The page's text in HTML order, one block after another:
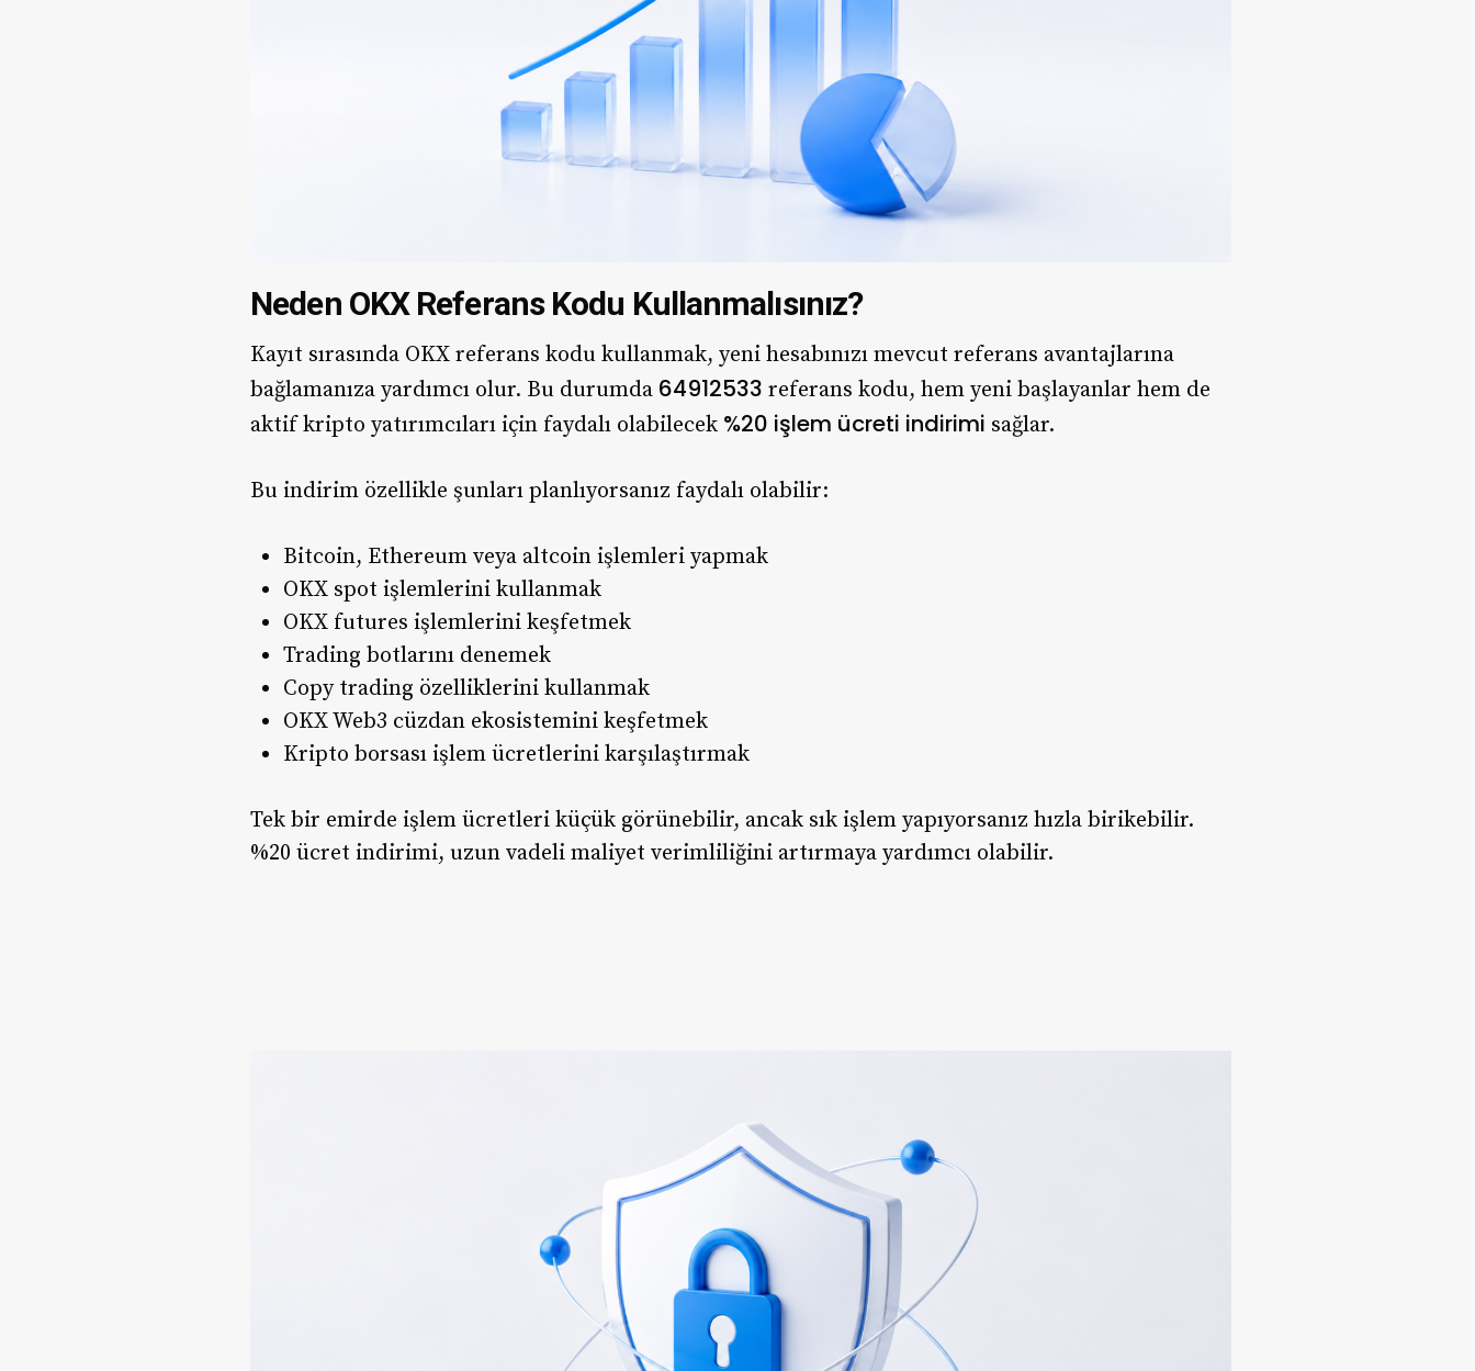
Neden OKX Referans Kodu Kullanmalısınız?
Kayıt sırasında OKX referans kodu kullanmak, yeni hesabınızı mevcut referans avantajlarına
bağlamanıza yardımcı olur. Bu durumda 64912533 referans kodu, hem yeni başlayanlar hem de
aktif kripto yatırımcıları için faydalı olabilecek %20 işlem ücreti indirimi sağlar.
Bu indirim özellikle şunları planlıyorsanız faydalı olabilir:
Bitcoin, Ethereum veya altcoin işlemleri yapmak
OKX spot işlemlerini kullanmak
OKX futures işlemlerini keşfetmek
Trading botlarını denemek
Copy trading özelliklerini kullanmak
OKX Web3 cüzdan ekosistemini keşfetmek
Kripto borsası işlem ücretlerini karşılaştırmak
Tek bir emirde işlem ücretleri küçük görünebilir, ancak sık işlem yapıyorsanız hızla birikebilir.
%20 ücret indirimi, uzun vadeli maliyet verimliliğini artırmaya yardımcı olabilir.